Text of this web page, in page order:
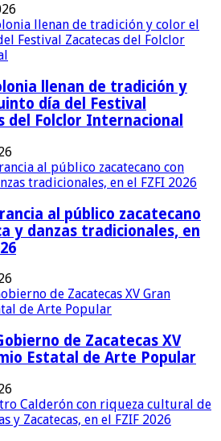
llenan de tradición y
día del Festival
del Folclor Internacional
al público zacatecano
y danzas tradicionales, en
de Zacatecas XV
Estatal de Arte Popular